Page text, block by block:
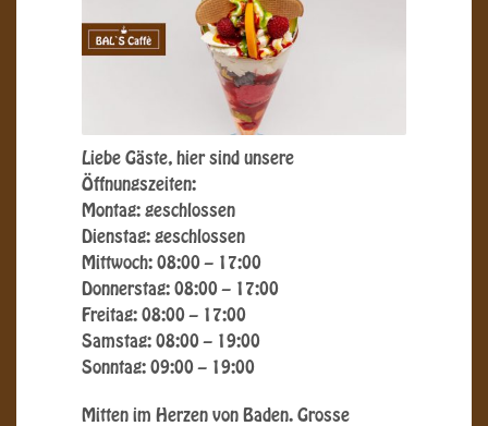
Liebe Gäste, hier sind unsere
Öffnungszeiten:
Montag: geschlossen
Dienstag: geschlossen
Mittwoch: 08:00 – 17:00
Donnerstag: 08:00 – 17:00
Freitag: 08:00 – 17:00
Samstag: 08:00 – 19:00
Sonntag: 09:00 – 19:00
Mitten im Herzen von Baden. Grosse